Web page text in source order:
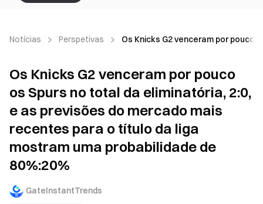
Notícias Perspetivas Os Knicks G2 venceram por pouco
Os Knicks G2 venceram por pouco
os Spurs no total da eliminatória, 2:0,
e as previsões do mercado mais
recentes para o título da liga
mostram uma probabilidade de
80%:20%
GateInstantTrends